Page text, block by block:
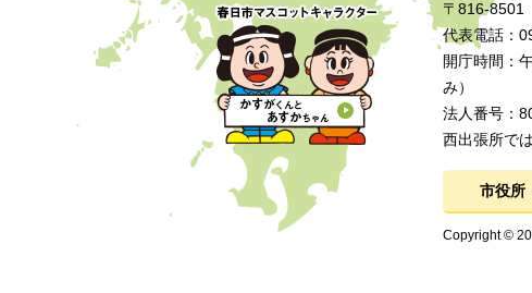
〒816-
代表電話：
開庁時間：
み）
法人番号：
西出張所で
市役所
Copyright ©